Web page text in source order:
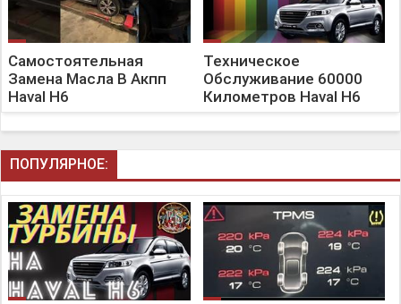
Самостоятельная
Замена Масла В Акпп
Haval H6
Техническое
Обслуживание 60000
Километров Haval H6
ПОПУЛЯРНОЕ: